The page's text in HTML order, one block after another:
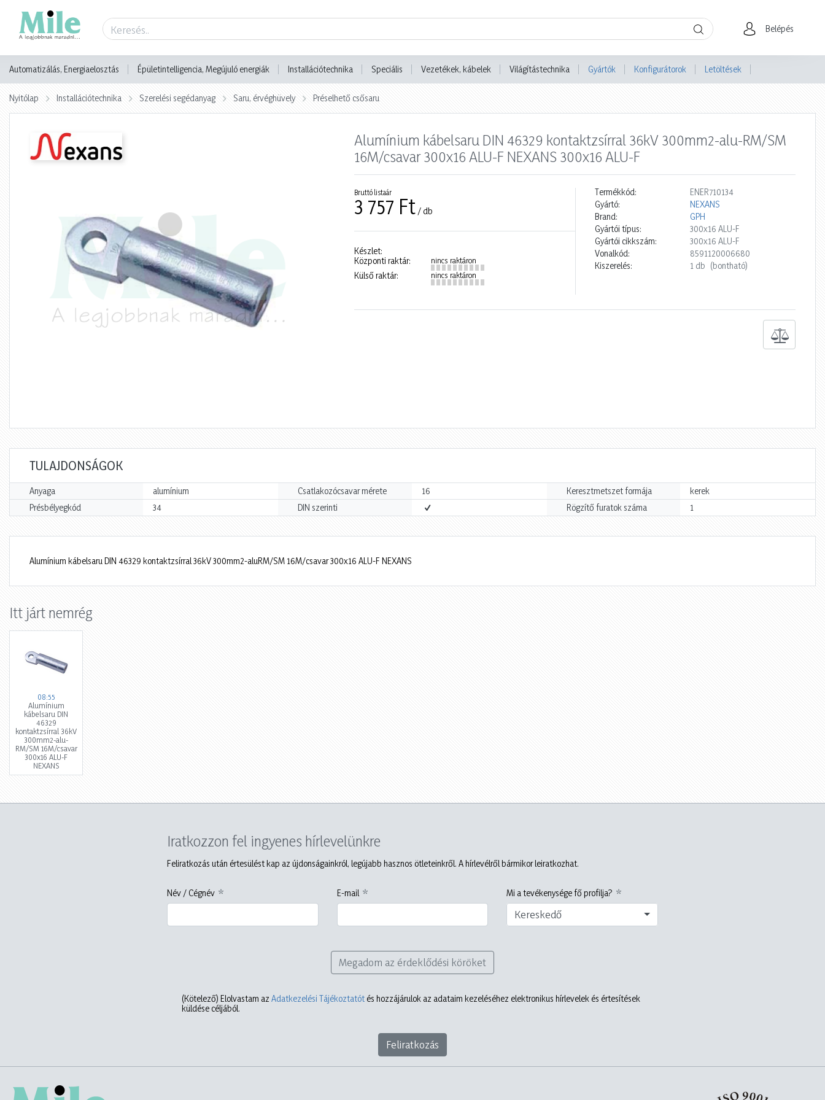
Belépés
Automatizálás, Energiaelosztás Épületintelligencia, Megújuló energiák Installációtechnika Speciális Vezetékek, kábelek Világítástechnika Gyártók Konfigurátorok Letöltések
Nyitólap Installációtechnika Szerelési segédanyag Saru, érvéghüvely Préselhető csősaru
Alumínium kábelsaru DIN 46329 kontaktzsírral 36kV 300mm2-alu-RM/SM
16M/csavar 300x16 ALU-F NEXANS 300x16 ALU-F
Bruttó listaár
3 757 Ft / db
Készlet:
Központi raktár:
nincs raktáron
Külső raktár: nincs raktáron
Termékkód:
ENER710134
Gyártó:
NEXANS
Brand:
GPH
Gyártói típus:
300x16 ALU-F
Gyártói cikkszám:
300x16 ALU-F
Vonalkód:
8591120006680
Kiszerelés:
1 db (bontható)
TULAJDONSÁGOK
Anyaga alumínium Csatlakozócsavar mérete 16 Keresztmetszet formája
kerek
Présbélyegkód
34 DIN szerinti Rögzítő furatok száma 1
Alumínium kábelsaru DIN 46329 kontaktzsírral 36kV 300mm2-aluRM/SM 16M/csavar 300x16 ALU-F NEXANS
Itt járt nemrég
08:55
Alumínium
kábelsaru DIN
46329
kontaktzsírral 36kV
300mm2-alu-
RM/SM 16M/csavar
300x16 ALU-F
NEXANS
Iratkozzon fel ingyenes hírlevelünkre
Feliratkozás után értesülést kap az újdonságainkról, legújabb hasznos ötleteinkről. A hírlevélről bármikor leiratkozhat.
Név / Cégnév E-mail Mi a tevékenysége fő profilja?
Kereskedő
Megadom az érdeklődési köröket
(Kötelező) Elolvastam az Adatkezelési Tájékoztatót és hozzájárulok az adataim kezeléséhez elektronikus hírlevelek és értesítések
küldése céljából.
Feliratkozás
Termék adatlap